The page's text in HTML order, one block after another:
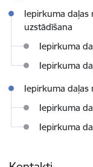
Iepirkuma daļas
uzstādīšana
Iepirkuma
Iepirkuma
Iepirkuma daļas
Iepirkuma
Iepirkuma